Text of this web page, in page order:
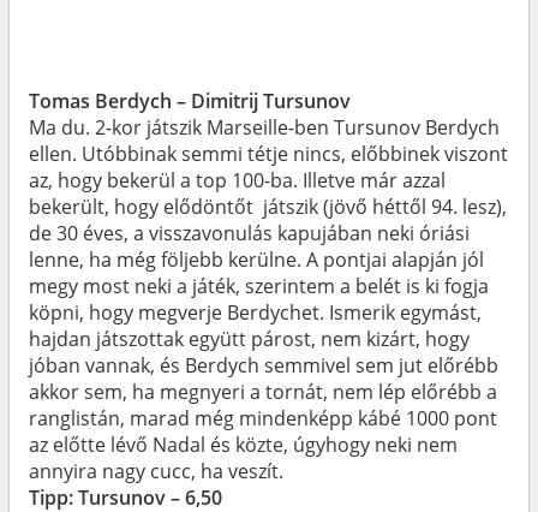
Tomas Berdych – Dimitrij Tursunov
Ma du. 2-kor játszik Marseille-ben Tursunov Berdych
ellen. Utóbbinak semmi tétje nincs, előbbinek viszont
az, hogy bekerül a top 100-ba. Illetve már azzal
bekerült, hogy elődöntőt játszik (jövő héttől 94. lesz),
de 30 éves, a visszavonulás kapujában neki óriási
lenne, ha még följebb kerülne. A pontjai alapján jól
megy most neki a játék, szerintem a belét is ki fogja
köpni, hogy megverje Berdychet. Ismerik egymást,
hajdan játszottak együtt párost, nem kizárt, hogy
jóban vannak, és Berdych semmivel sem jut előrébb
akkor sem, ha megnyeri a tornát, nem lép előrébb a
ranglistán, marad még mindenképp kábé 1000 pont
az előtte lévő Nadal és közte, úgyhogy neki nem
annyira nagy cucc, ha veszít.
Tipp: Tursunov – 6,50